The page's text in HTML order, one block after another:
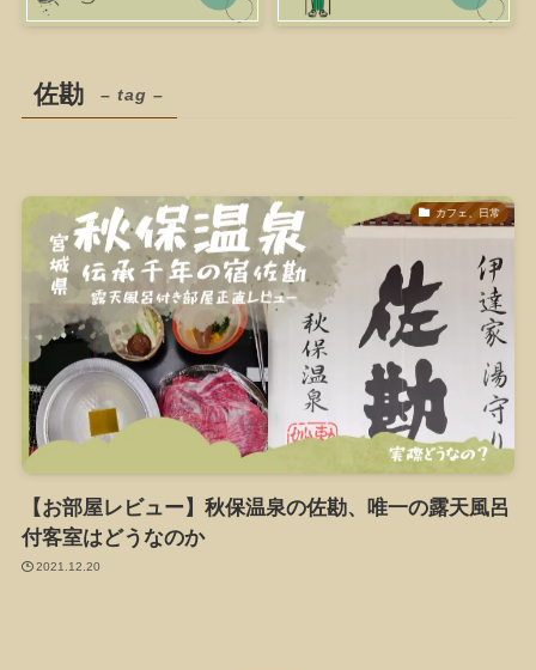
佐勘 – tag –
カフェ、日常
【お部屋レビュー】秋保温泉の佐勘、唯一の露天風呂
付客室はどうなのか
2021.12.20